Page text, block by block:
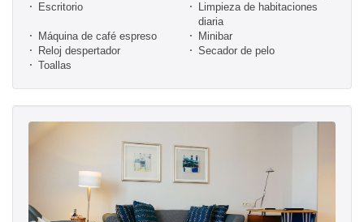
Escritorio
Limpieza de habitaciones
diaria
Máquina de café espreso
Minibar
Reloj despertador
Secador de pelo
Toallas